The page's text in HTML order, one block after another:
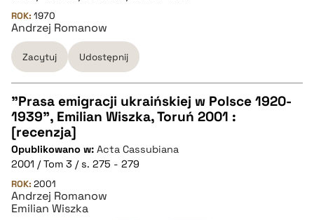
pobierz cytat
BIBTEX
pobierz cytat
ROK: 1970
Andrzej Romanow
Zacytuj Udostępnij
CZYSTY TEKST
pobierz cytat
BIBTEX
"Prasa emigracji ukraińskiej w Polsce 1920-
1939", Emilian Wiszka, Toruń 2001 :
[recenzja]
Opublikowano w: Acta Cassubiana
2001 / Tom 3 / s. 275 - 279
ROK: 2001
Andrzej Romanow
Emilian Wiszka